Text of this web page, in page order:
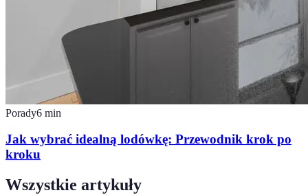
Porady6 min
Jak wybrać idealną lodówkę: Przewodnik krok po
kroku
Wszystkie artykuły